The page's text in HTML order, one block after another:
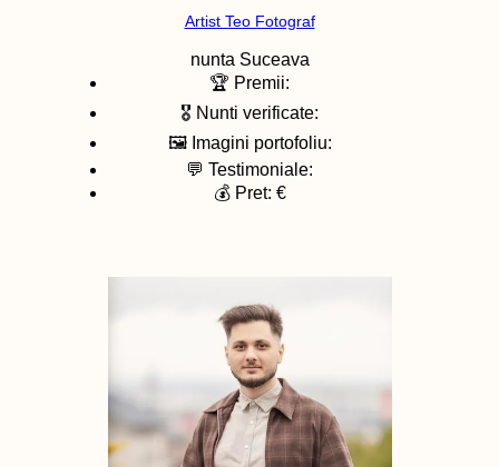
Artist Teo Fotograf
nunta Suceava
🏆 Premii:
🎖️ Nunti verificate:
🖼️ Imagini portofoliu:
💬 Testimoniale:
💰 Pret: €